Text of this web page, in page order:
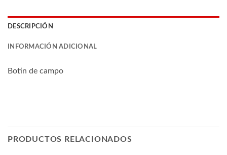
DESCRIPCIÓN
INFORMACIÓN ADICIONAL
Botin de campo
PRODUCTOS RELACIONADOS